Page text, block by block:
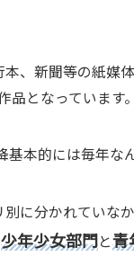
、新聞等の紙媒
となっています。
本的には毎年な
に分かれていな
少年少女部門と青